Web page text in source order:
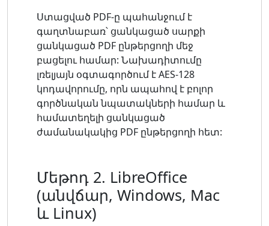
Ստացված PDF-ը պահանջում է
գաղտնաբառ՝ ցանկացած սարքի
ցանկացած PDF ընթերցողի մեջ
բացելու համար: Նախադիտումը
լռելյայն օգտագործում է AES-128
կոդավորումը, որն ապահով է բոլոր
գործնական նպատակների համար և
համատեղելի ցանկացած
ժամանակակից PDF ընթերցողի հետ:
Մեթոդ 2. LibreOffice
(անվճար, Windows, Mac
և Linux)